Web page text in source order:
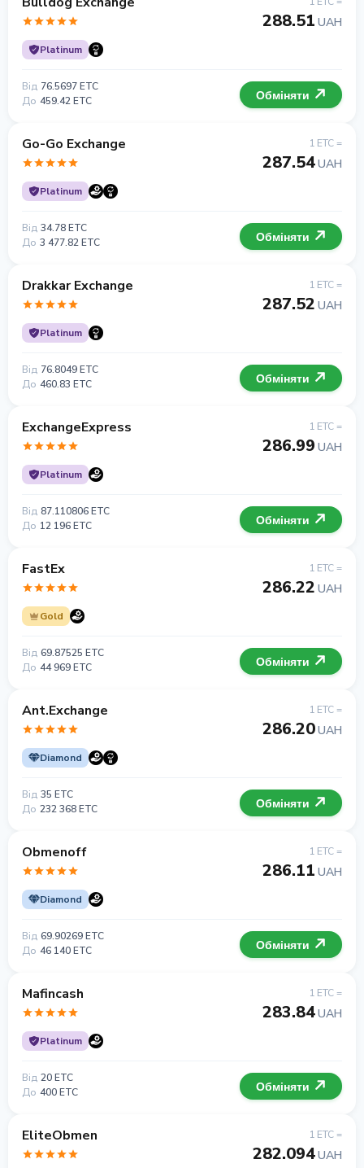
Platinum
288.51 UAH
Від 76.5697 ETC
До 459.42 ETC Обміняти
Go-Go Exchange
Platinum
1 ETC =
287.54UAH
Від 34.78 ETC
До 3 477.82 ETC Обміняти
Drakkar Exchange
Platinum
1 ETC =
287.52 UAH
Від 76.8049 ETC
До 460.83 ETC Обміняти
ExchangeExpress
Platinum
1 ETC =
286.99 UAH
Від 87.110806 ETC
До 12 196 ETC Обміняти
FastEx
Gold
1 ETC =
286.22 UAH
Від 69.87525 ETC
До 44 969 ETC Обміняти
Ant.Exchange
Diamond
1 ETC =
286.20UAH
Від 35 ETC
До 232 368 ETC Обміняти
Obmenoff
Diamond
1 ETC =
286.11 UAH
Від 69.90269 ETC
До 46 140 ETC Обміняти
Mafincash
Platinum
1 ETC =
283.84UAH
Від 20 ETC
До 400 ETC Обміняти
EliteObmen 1 ETC =
282.094UAH